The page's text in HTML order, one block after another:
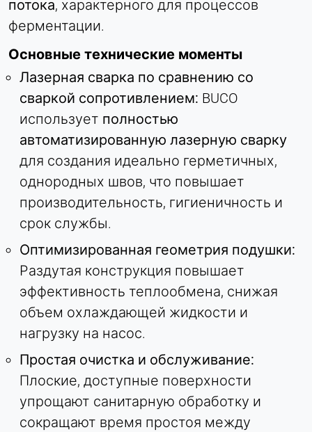
потока, характерного для процессов
ферментации.
Основные технические моменты
Лазерная сварка по сравнению со
сваркой сопротивлением: BUCO
использует полностью
автоматизированную лазерную сварку
для создания идеально герметичных,
однородных швов, что повышает
производительность, гигиеничность и
срок службы.
Оптимизированная геометрия подушки:
Раздутая конструкция повышает
эффективность теплообмена, снижая
объем охлаждающей жидкости и
нагрузку на насос.
Простая очистка и обслуживание:
Плоские, доступные поверхности
упрощают санитарную обработку и
сокращают время простоя между